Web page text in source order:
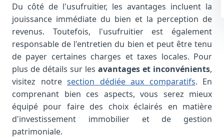
Du côté de l'usufruitier, les avantages incluent la
jouissance immédiate du bien et la perception de
revenus. Toutefois, l'usufruitier est également
responsable de l'entretien du bien et peut être tenu
de payer certaines charges et taxes locales. Pour
plus de détails sur les avantages et inconvénients,
visitez notre section dédiée aux comparatifs. En
comprenant bien ces aspects, vous serez mieux
équipé pour faire des choix éclairés en matière
d'investissement immobilier et de gestion
patrimoniale.